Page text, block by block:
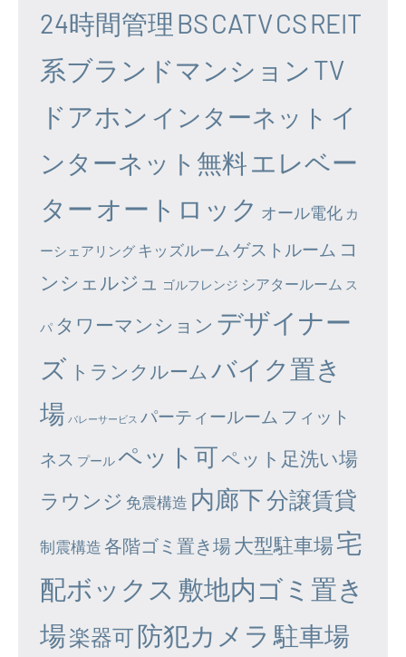
24時間管理 BSCATVCSREIT
系ブランドマンション TV
ドアホン インターネット イ
ンターネット無料エレベー
ター オートロック オール電化 カ
ーシェアリング キッズルーム ゲストルーム コ
ンシェルジュ
ゴルフレンジ シアタールーム ス
パ タワーマンション デザイナー
ズ トランクルーム バイク置き
場 バレーサービス パーティールーム フィット
ネス プール ペット可ペット足洗い場
ラウンジ 免震構造 内廊下分譲賃貸
制震構造 各階ゴミ置き場大型駐車場宅
配ボックス 敷地内ゴミ置き
場楽器可防犯カメラ 駐車場